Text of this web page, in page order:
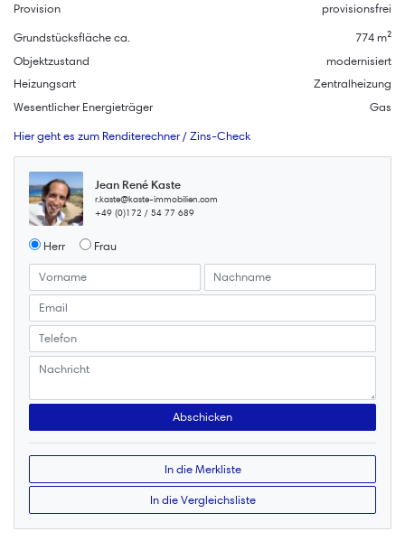
Provision
provisionsfrei
Grundstücksfläche ca.
774 m²
Objektzustand
modernisiert
Heizungsart
Zentralheizung
Wesentlicher Energieträger
Gas
Hier geht es zum Renditerechner / Zins-Check
Jean René Kaste
r.kaste@kaste-immobilien.com
+49 (0)172 / 54 77 689
Herr Frau
In die Merkliste
In die Vergleichsliste